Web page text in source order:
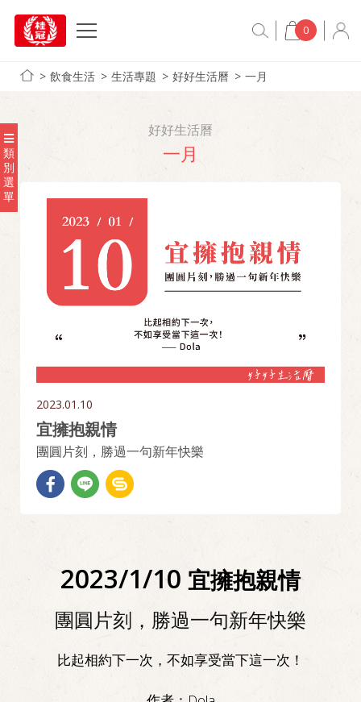
0
飲食生活 生活專題 好好生活曆 一月
類
別
選
單
好好生活曆
一月
2023.01.10
宜擁抱親情
團圓片刻，勝過一句新年快樂
2023/1/10 宜擁抱親情
團圓片刻，勝過一句新年快樂
比起相約下一次，不如享受當下這一次！